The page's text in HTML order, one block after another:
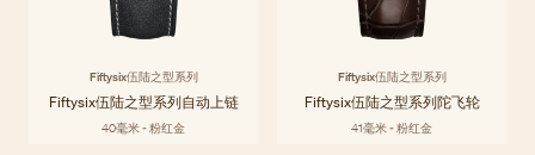
Fiftysix伍陆之型系列
Fiftysix伍陆之型系列自动上链
40毫米 - 粉红金
Fiftysix伍陆之型系列
Fiftysix伍陆之型系列陀飞轮
41毫米 - 粉红金